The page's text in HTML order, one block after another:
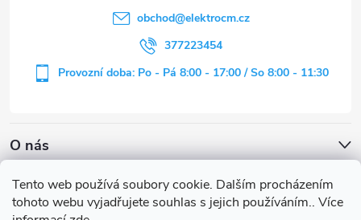
Tento web používá soubory cookie. Dalším procházením
tohoto webu vyjadřujete souhlas s jejich používáním.. Více
O nás
obchod@elektrocm.cz
377223454
Provozní doba: Po - Pá 8:00 - 17:00 / So 8:00 - 11:30